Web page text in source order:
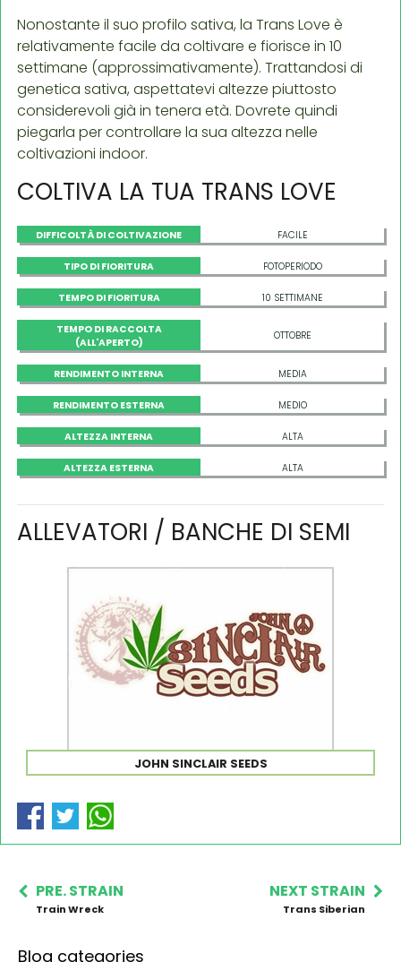
Nonostante il suo profilo sativa, la Trans Love è
relativamente facile da coltivare e fiorisce in 10
settimane (approssimativamente). Trattandosi di
genetica sativa, aspettatevi altezze piuttosto
considerevoli già in tenera età. Dovrete quindi
piegarla per controllare la sua altezza nelle
coltivazioni indoor.
COLTIVA LA TUA TRANS LOVE
DIFFICOLTÀ DI COLTIVAZIONE FACILE
TIPO DI FIORITURA FOTOPERIODO
TEMPO DI FIORITURA 10 SETTIMANE
TEMPO DI RACCOLTA
(ALL'APERTO)
OTTOBRE
RENDIMENTO INTERNA MEDIA
RENDIMENTO ESTERNA MEDIO
ALTEZZA INTERNA ALTA
ALTEZZA ESTERNA ALTA
ALLEVATORI / BANCHE DI SEMI
JOHN SINCLAIR SEEDS
PRE. STRAIN
Train Wreck
NEXT STRAIN
Trans Siberian
Blog categories